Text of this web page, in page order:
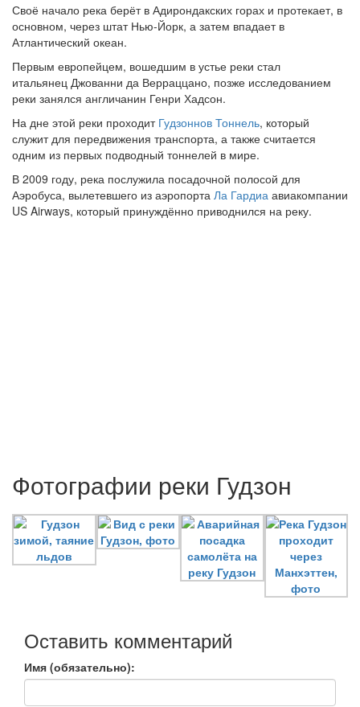
Своё начало река берёт в Адирондакских горах и протекает, в
основном, через штат Нью-Йорк, а затем впадает в
Атлантический океан.
Первым европейцем, вошедшим в устье реки стал
итальянец Джованни да Верраццано, позже исследованием
реки занялся англичанин Генри Хадсон.
На дне этой реки проходит Гудзоннов Тоннель, который
служит для передвижения транспорта, а также считается
одним из первых подводный тоннелей в мире.
В 2009 году, река послужила посадочной полосой для
Аэробуса, вылетевшего из аэропорта Ла Гардиа авиакомпании
US Airways, который принуждённо приводнился на реку.
Фотографии реки Гудзон
Оставить комментарий
Имя (обязательно):